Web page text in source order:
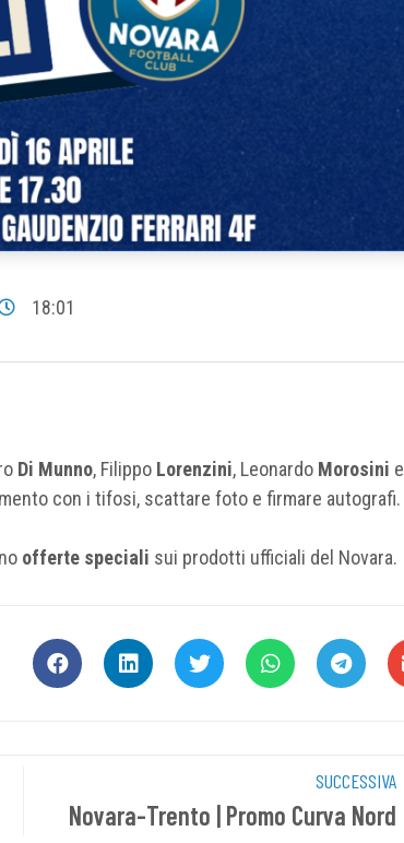
18:01
Di Munno, Filippo Lorenzini, Leonardo Morosini e
con i tifosi, scattare foto e firmare autografi.
offerte speciali sui prodotti ufficiali del Novara.
SUCCESSIVA
Novara-Trento | Promo Curva Nord